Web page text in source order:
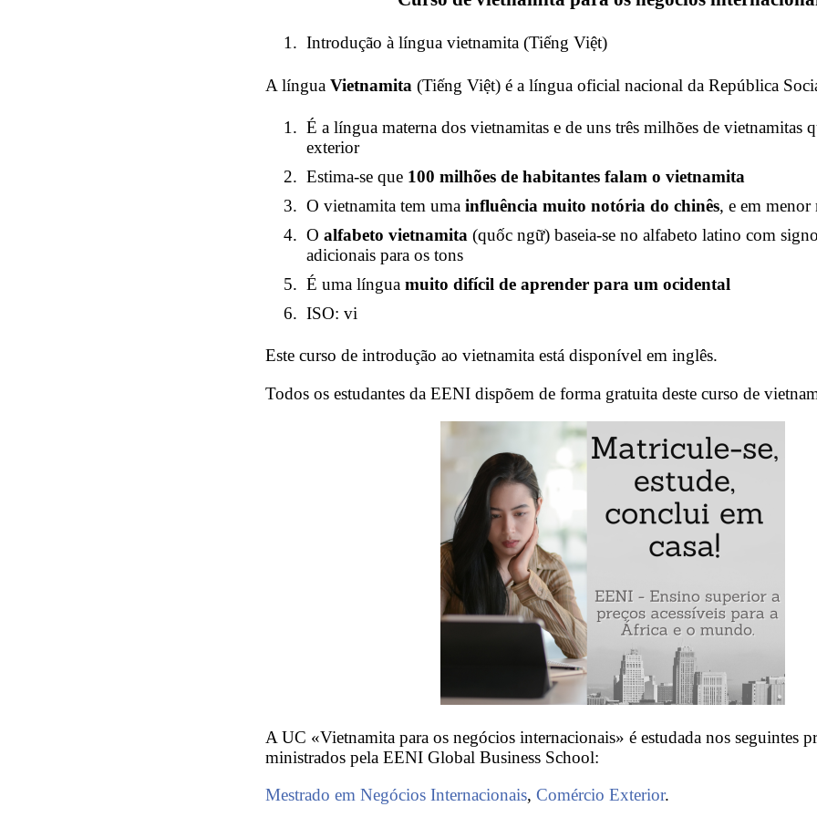
Introdução à língua vietnamita (Tiếng Việt)
A língua Vietnamita (Tiếng Việt) é a língua oficial nacional da República
É a língua materna dos vietnamitas e de uns três milhões de vietnamitas
exterior
Estima-se que 100 milhões de habitantes falam o vietnamita
O vietnamita tem uma influência muito notória do chinês, e em menor
O alfabeto vietnamita (quốc ngữ) baseia-se no alfabeto latino com
adicionais para os tons
É uma língua muito difícil de aprender para um ocidental
ISO: vi
Este curso de introdução ao vietnamita está disponível em inglês.
Todos os estudantes da EENI dispõem de forma gratuita deste curso de
A UC «Vietnamita para os negócios internacionais» é estudada nos seguintes
ministrados pela EENI Global Business School:
Mestrado em Negócios Internacionais, Comércio Exterior.